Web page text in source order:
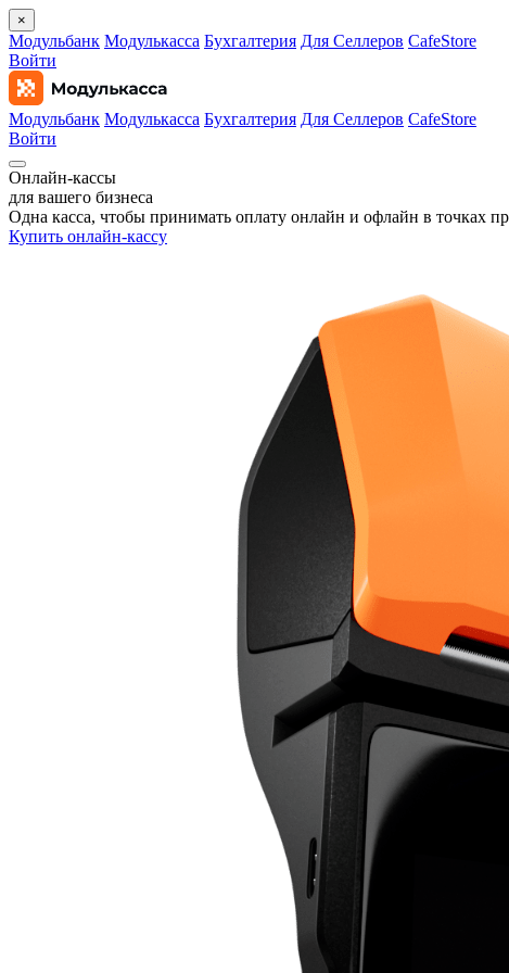
×
Модульбанк Модулькасса Бухгалтерия Для Селлеров CafeStore
Войти
Модульбанк Модулькасса Бухгалтерия Для Селлеров CafeStore
Войти
Онлайн‑кассы
для вашего бизнеса
Одна касса, чтобы принимать оплату онлайн и офлайн в точках
Купить онлайн-кассу